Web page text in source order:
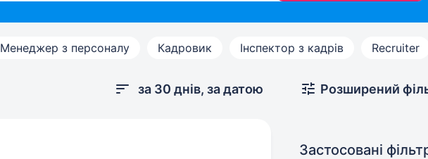
Менеджер з персоналу Кадровик Інспектор з кадрів Recruiter
за 30 днів, за датою Розширений
Застосовані